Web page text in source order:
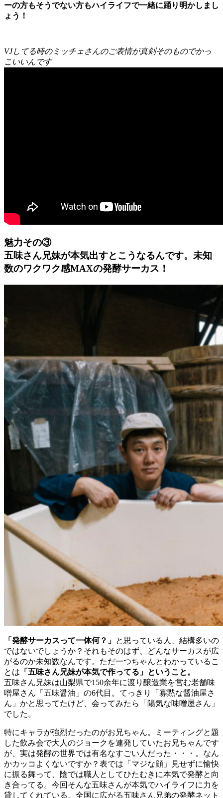
ーの方もそうでない方もハイライフで一緒に踊り明かしまし
ょう！
VJしてる時のミッチェさんのご表情が真剣そのものでかっ
こいいんです
魅力その③
五味さん兄妹が本気出すとこうなるんです。未知
数のワクワク感MAXの発酵サーカス！
「発酵サーカスって一体何？」 と思っている人、結構多いの
ではないでしょうか？それもそのはず、どんなサーカスが広
がるのか未知数なんです。ただ一つちゃんとわかっているこ
とは 「五味さん兄妹が本気で作ってる」ということ。
五味さん兄妹は山梨県で150余年に渡り醸造業を営む老舗味
噌屋さん「五味醤油」の6代目。てっきり「寡黙な醤油屋さ
ん」かと思ってたけど、会ってみたら「陽気な味噌屋さん」
でした。
特にキャラが強烈だったのがお兄ちゃん。ミーティングと題
した飲み会で大人のジョークを連発していたお兄ちゃんです
が、実は発酵の世界では有名なすごい人だった・・・。なん
かカッコよくないですか？表では「マジな顔」見せずに愉快
に振る舞って、陰では職人としてひたむきに本気で発酵と向
き合ってる。今回そんな五味さんが本気でハイライフに力を
貸してくれている。全国に広がる五味さん兄弟の発酵ネット